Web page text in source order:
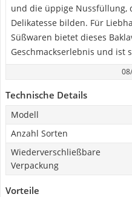
und die üppige Nussfüllung,
Delikatesse bilden. Für
Süßwaren bietet dieses
Geschmackserlebnis und ist
Technische Details
Modell
Anzahl Sorten
Wiederverschließbare
Verpackung
Vorteile